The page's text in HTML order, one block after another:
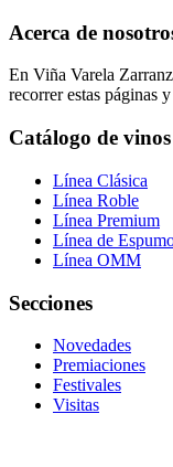
Acerca de
En Viña Varela
recorrer estas páginas
Catálogo de vinos
Línea Clásica
Línea Roble
Línea Premium
Línea de
Línea OMM
Secciones
Novedades
Premiaciones
Festivales
Visitas